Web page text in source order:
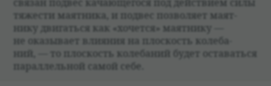
тяже­сти маят­ника, и под­вес поз­во­ляет маят­
нику двигаться как «хочется» маят­нику —
не ока­зы­вает вли­я­ния на плос­кость коле­ба­
ний, — то плос­кость коле­ба­ний будет оста­ваться
парал­лель­ной самой себе.